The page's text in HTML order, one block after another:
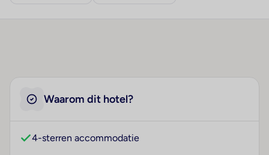
Waarom dit hotel?
4-sterren accommodatie